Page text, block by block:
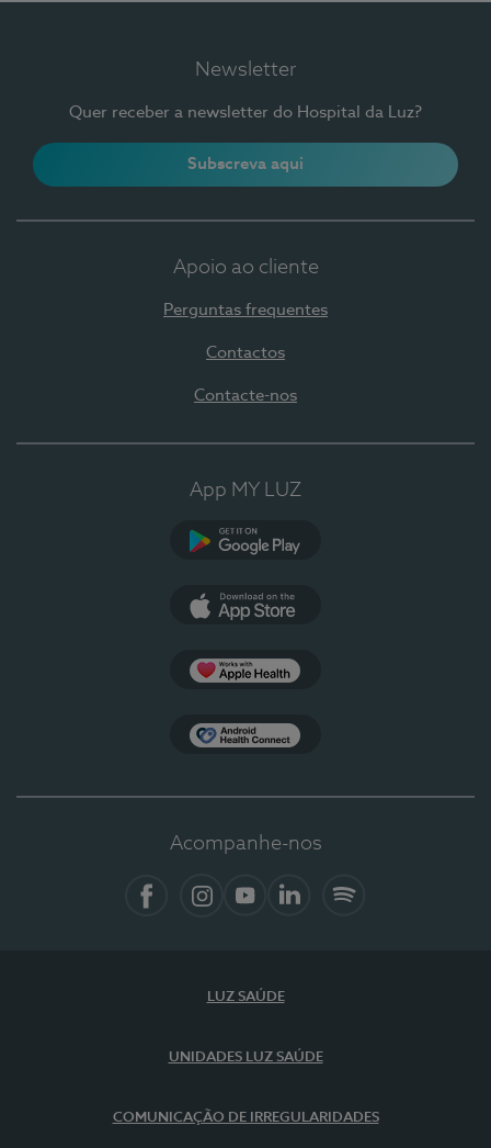
Newsletter
Quer receber a newsletter do Hospital da Luz?
Subscreva aqui
Apoio ao cliente
Perguntas frequentes
Contactos
Contacte-nos
App MY LUZ
Acompanhe-nos
LUZ SAÚDE
UNIDADES LUZ SAÚDE
COMUNICAÇÃO DE IRREGULARIDADES